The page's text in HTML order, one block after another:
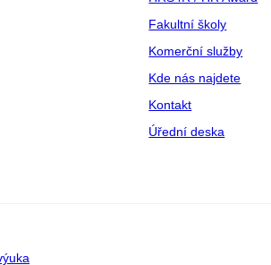
Fakultní školy
Komerční služby
Kde nás najdete
Kontakt
Úřední deska